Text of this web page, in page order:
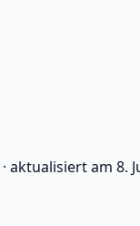
· aktualisiert am 8.